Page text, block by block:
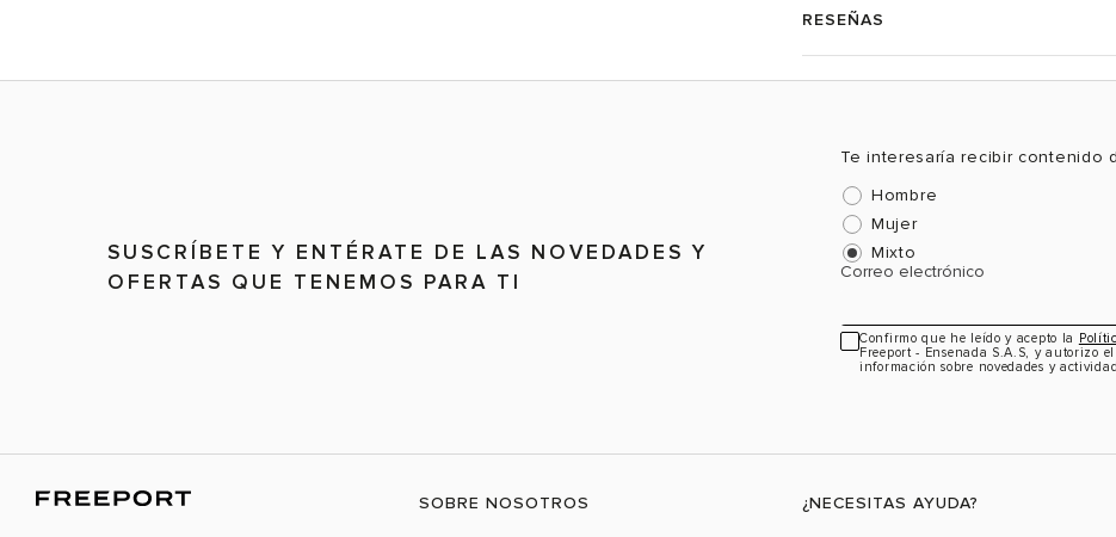
RESEÑAS
SUSCRÍBETE Y ENTÉRATE DE LAS NOVEDADES Y
OFERTAS QUE TENEMOS PARA TI
Te interesaría recibir contenido
Hombre
Mujer
Mixto
Correo electrónico
Confirmo que he leído y acepto la
Freeport - Ensenada S.A.S, y autorizo
información sobre novedades y
SOBRE NOSOTROS ¿NECESITAS AYUDA?